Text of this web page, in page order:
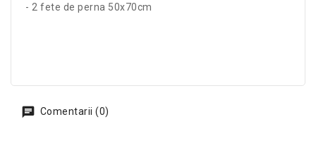
- 2 fete de perna 50x70cm
Comentarii (0)